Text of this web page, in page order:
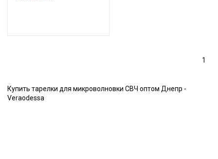
1
Купить тарелки для микроволновки СВЧ оптом Днепр -
Veraodessa